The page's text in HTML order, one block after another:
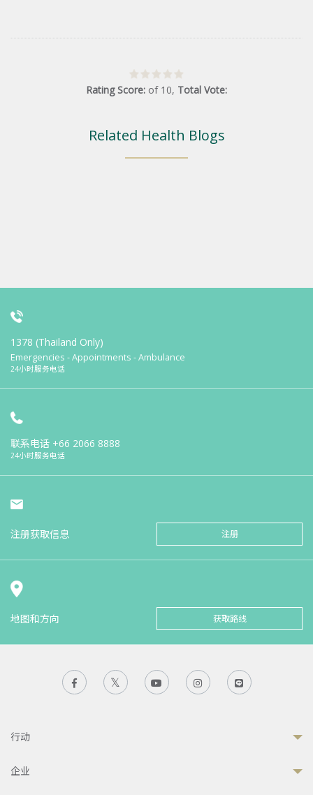
Rating Score: of 10, Total Vote:
Related Health Blogs
1378 (Thailand Only)
Emergencies - Appointments - Ambulance
24小时服务电话
联系电话 +66 2066 8888
24小时服务电话
注册获取信息 注册
地图和方向 获取路线
行动
企业